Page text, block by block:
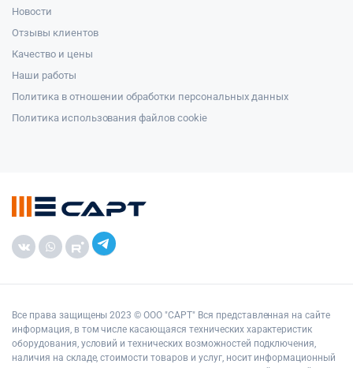
Новости
Отзывы клиентов
Качество и цены
Наши работы
Политика в отношении обработки персональных данных
Политика использования файлов cookie
Все права защищены 2023 © ООО "САРТ" Вся представленная на сайте
информация, в том числе касающаяся технических характеристик
оборудования, условий и технических возможностей подключения,
наличия на складе, стоимости товаров и услуг, носит информационный